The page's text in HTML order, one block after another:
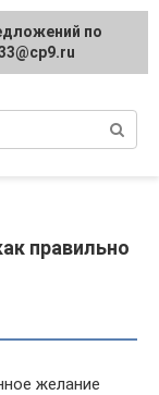
правильно
желание
по
по